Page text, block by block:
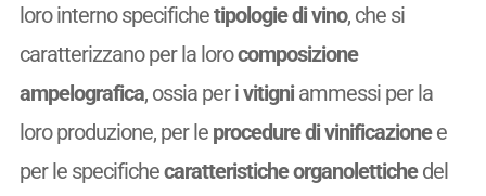
loro interno specifichetipologie di vino, che si
caratterizzano per la lorocomposizione
ampelografica, ossia per ivitigniammessi per la
loro produzione, per le procedure di vinificazionee
per le specifichecaratteristiche organolettichedel